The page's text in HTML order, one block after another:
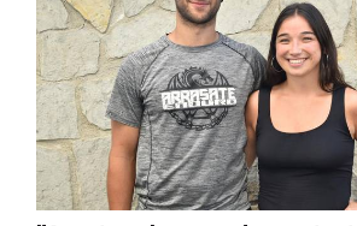
"Auzotarrek oso ondo
daude laguntzeko prest"